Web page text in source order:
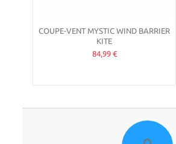
COUPE-VENT MYSTIC WIND BARRIER
KITE
84,99 €